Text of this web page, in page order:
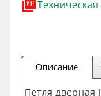
Описание
Петля дверная